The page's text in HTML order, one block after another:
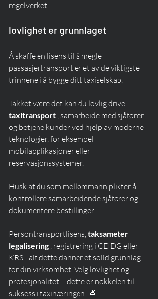
regelverket.
lovlighet er grunnlaget
Å skaffe en lisens til å megle
passasjertransport er et av de viktigste
trinnene i å bygge ditt taxiselskap.
Takket være det kan du lovlig drive
taxitransport , samarbeide med sjåfører
og betjene kunder ved hjelp av moderne
teknologier, for eksempel
mobilapplikasjoner eller
reservasjonssystemer.
Husk at du som mellommann plikter å
kontrollere samarbeidende sjåfører og
dokumentere bestillinger.
Persontransportlisens, taksameter
legalisering , registrering i CEIDG eller
KRS - alt dette danner et solid grunnlag
for din virksomhet. Velg lovlighet og
profesjonalitet – dette er nøkkelen til
suksess i taxinæringen! 🚖